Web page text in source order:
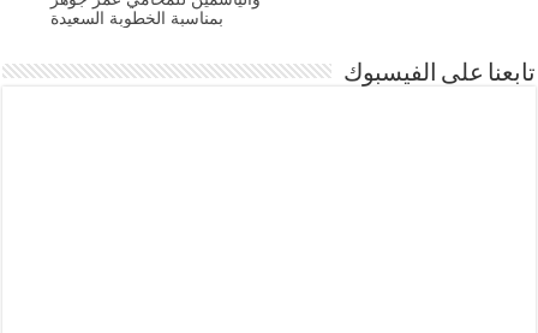
بمناسبة الخطوبة السعيدة
تابعنا على الفيسبوك